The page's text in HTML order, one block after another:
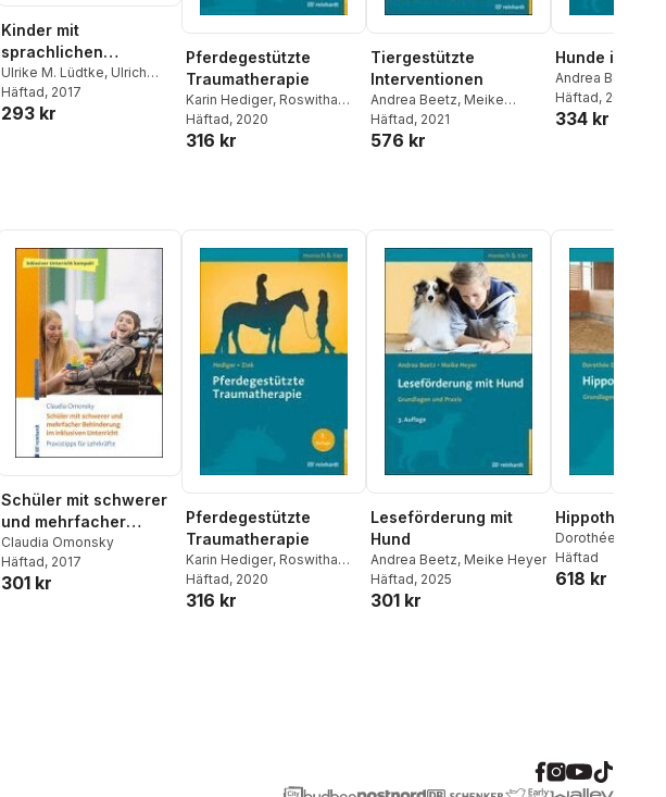
Kinder mit
sprachlichen
Beeinträchtigungen
unterrichten
Ulrike M. Lüdtke, Ulrich
Stitzinger
Häftad, 2017
293 kr
Pferdegestützte
Traumatherapie
Karin Hediger, Roswitha
Zink
Häftad, 2020
316 kr
Tiergestützte
Interventionen
Andrea Beetz, Meike
Riedel, Rainer Wohlfarth
Häftad, 2021
576 kr
Hunde im
Andrea Beetz
Häftad, 2021
334 kr
Schüler mit schwerer
und mehrfacher
Behinderung im
inklusiven Unterricht
Claudia Omonsky
Häftad, 2017
301 kr
Pferdegestützte
Traumatherapie
Karin Hediger, Roswitha
Zink
Häftad, 2020
316 kr
Leseförderung mit
Hund
Andrea Beetz, Meike Heyer
Häftad, 2025
301 kr
Hippotherapie
Dorothée
Häftad
618 kr